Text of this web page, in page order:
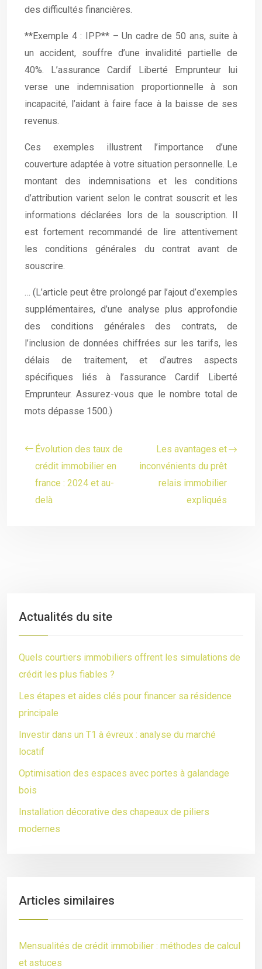
des difficultés financières.
**Exemple 4 : IPP** – Un cadre de 50 ans, suite à
un accident, souffre d’une invalidité partielle de
40%. L’assurance Cardif Liberté Emprunteur lui
verse une indemnisation proportionnelle à son
incapacité, l’aidant à faire face à la baisse de ses
revenus.
Ces exemples illustrent l’importance d’une
couverture adaptée à votre situation personnelle. Le
montant des indemnisations et les conditions
d’attribution varient selon le contrat souscrit et les
informations déclarées lors de la souscription. Il
est fortement recommandé de lire attentivement
les conditions générales du contrat avant de
souscrire.
… (L’article peut être prolongé par l’ajout d’exemples
supplémentaires, d’une analyse plus approfondie
des conditions générales des contrats, de
l’inclusion de données chiffrées sur les tarifs, les
délais de traitement, et d’autres aspects
spécifiques liés à l’assurance Cardif Liberté
Emprunteur. Assurez-vous que le nombre total de
mots dépasse 1500.)
Évolution des taux de
crédit immobilier en
france : 2024 et au-
delà
Les avantages et
inconvénients du prêt
relais immobilier
expliqués
Actualités du site
Quels courtiers immobiliers offrent les simulations de
crédit les plus fiables ?
Les étapes et aides clés pour financer sa résidence
principale
Investir dans un T1 à évreux : analyse du marché
locatif
Optimisation des espaces avec portes à galandage
bois
Installation décorative des chapeaux de piliers
modernes
Articles similaires
Mensualités de crédit immobilier : méthodes de calcul
et astuces